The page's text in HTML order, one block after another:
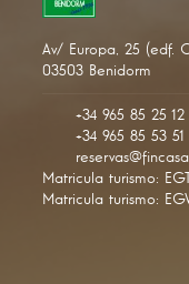
Av/ Europa, 25 (edf.
03503 Benidorm
+34 965 85 25 12
+34 965 85 53 51
Matricula turismo:
Matricula turismo: